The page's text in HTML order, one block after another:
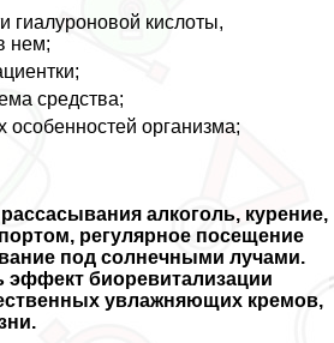
гиалуроновой кислоты,
нем;
средства;
особенностей организма;
алкоголь, курение,
регулярное посещение
под солнечными лучами.
эффект биоревитализации
увлажняющих кремов,